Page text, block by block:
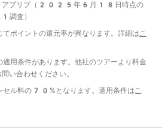
。アプリブ（2025年6月18日時点の
調査）
イントの還元率が異なります。詳細はこ
条件があります。他社のツアーより料金
い合わせください。
ル料の70%となります。適用条件はこ